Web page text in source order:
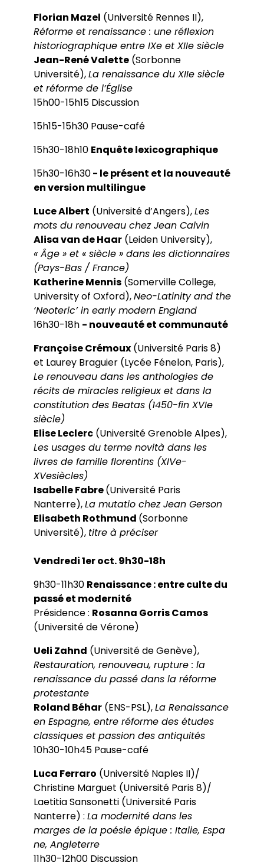
Florian Mazel (Université Rennes II),
Réforme et renaissance : une réflexion
historiographique entre IXe et XIIe siècle
Jean-René Valette(Sorbonne
Université),La renaissance du XIIe siècle
et réforme de l’Église
15h00-15h15 Discussion
15h15-15h30 Pause-café
15h30-18h10 Enquête lexicographique
15h30-16h30- le présent et la nouveauté
en version multilingue
Luce Albert (Université d’Angers),Les
mots du renouveau chez Jean Calvin
Alisa van de Haar(Leiden University),
« Âge » et « siècle » dans les dictionnaires
(Pays-Bas / France)
Katherine Mennis(Somerville College,
University of Oxford),Neo-Latinity and the
‘Neoteric’ in early modern England
16h30-18h - nouveauté et communauté
Françoise Crémoux(Université Paris 8)
et Laurey Braguier (Lycée Fénelon, Paris),
Le renouveau dans les anthologies de
récits de miracles religieux et dans la
constitution des Beatas (1450-fin XVIe
siècle)
Elise Leclerc(Université Grenoble Alpes),
Les usages du terme novità dans les
livres de famille florentins (XIVe-
XVesiècles)
Isabelle Fabre(Université Paris
Nanterre),La mutatio chez Jean Gerson
Elisabeth Rothmund (Sorbonne
Université), titre à préciser
Vendredi 1er oct. 9h30-18h
9h30-11h30 Renaissance : entre culte du
passé et modernité
Présidence : Rosanna Gorris Camos
(Université de Vérone)
Ueli Zahnd (Université de Genève),
Restauration, renouveau, rupture : la
renaissance du passé dans la réforme
protestante
Roland Béhar(ENS-PSL),La Renaissance
en Espagne, entre réforme des études
classiques et passion des antiquités
10h30-10h45 Pause-café
Luca Ferraro (Université Naples II)/
Christine Marguet (Université Paris 8)/
Laetitia Sansonetti (Université Paris
Nanterre) : La modernité dans les
marges de la poésie épique : Italie, Espa
ne, Angleterre
11h30-12h00 Discussion